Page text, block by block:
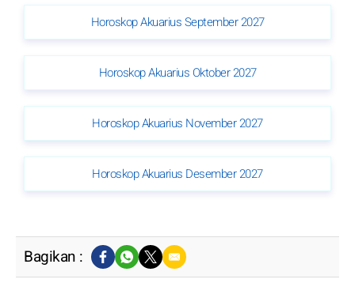
Horoskop Akuarius September 2027
Horoskop Akuarius Oktober 2027
Horoskop Akuarius November 2027
Horoskop Akuarius Desember 2027
Bagikan :